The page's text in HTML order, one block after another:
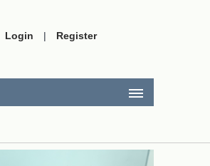
Login | Register